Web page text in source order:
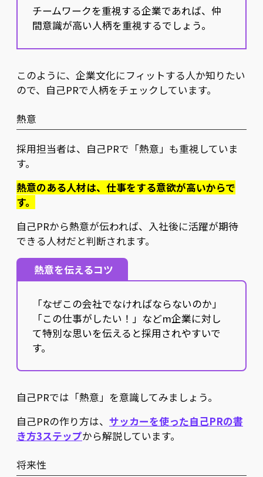
チームワークを重視する企業であれば、仲
間意識が高い人柄を重視するでしょう。
このように、企業文化にフィットする人か知りたい
ので、自己PRで人柄をチェックしています。
熱意
採用担当者は、自己PRで「熱意」も重視していま
す。
熱意のある人材は、仕事をする意欲が高いからで
す。
自己PRから熱意が伝われば、入社後に活躍が期待
できる人材だと判断されます。
熱意を伝えるコツ
「なぜこの会社でなければならないのか」
「この仕事がしたい！」などm企業に対し
て特別な思いを伝えると採用されやすいで
す。
自己PRでは「熱意」を意識してみましょう。
自己PRの作り方は、 サッカーを使った自己PRの書
き方3ステップから解説しています。
将来性